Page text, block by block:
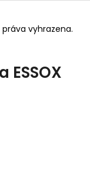
vyhrazena.